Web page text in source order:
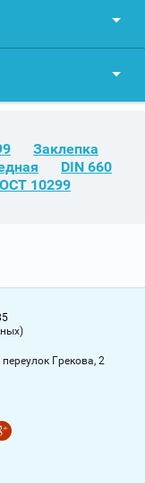
Заклепка
DIN 660
10299
Грекова, 2